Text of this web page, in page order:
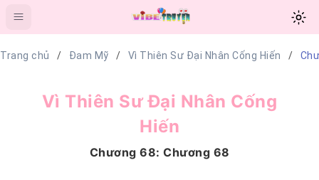
Trang chủ Đam Mỹ Vì Thiên Sư Đại Nhân Cống Hiến
Vì Thiên Sư Đại Nhân Cống
Hiến
Chương 68: Chương 68